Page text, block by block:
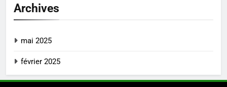
Archives
mai 2025
février 2025